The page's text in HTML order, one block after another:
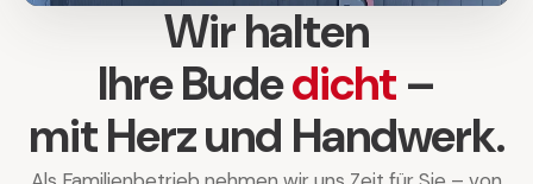
Wir halten
Ihre Budedicht –
mit Herz und Handwerk.